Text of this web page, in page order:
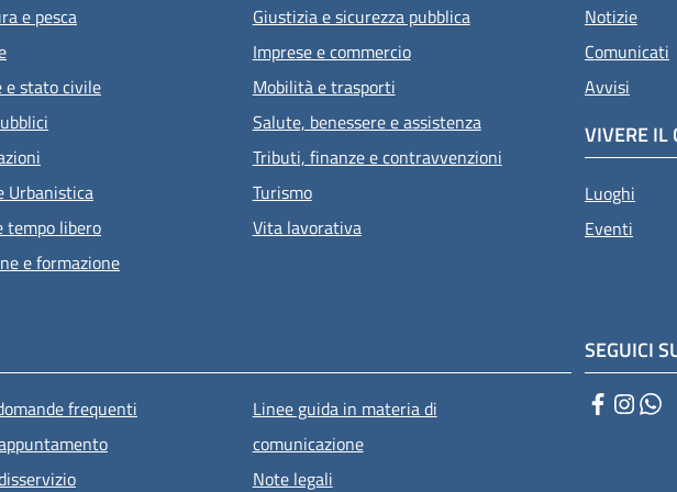
e pesca
e stato civile
Urbanistica
tempo libero
e formazione
Giustizia e sicurezza pubblica
Imprese e commercio
Mobilità e trasporti
Salute, benessere e assistenza
Tributi, finanze e contravvenzioni
Turismo
Vita lavorativa
Notizie
Comunicati
Avvisi
VIVERE IL
Luoghi
Eventi
piè di pagina
frequenti
Linee guida in materia di
comunicazione
Note legali
SEGUICI
Facebook